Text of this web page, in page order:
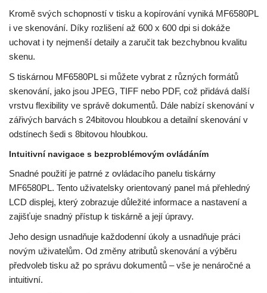
Kromě svých schopností v tisku a kopírování vyniká MF6580PL
i ve skenování. Díky rozlišení až 600 x 600 dpi si dokáže
uchovat i ty nejmenší detaily a zaručit tak bezchybnou kvalitu
skenu.
S tiskárnou MF6580PL si můžete vybrat z různých formátů
skenování, jako jsou JPEG, TIFF nebo PDF, což přidává další
vrstvu flexibility ve správě dokumentů. Dále nabízí skenování v
zářivých barvách s 24bitovou hloubkou a detailní skenování v
odstínech šedi s 8bitovou hloubkou.
Intuitivní navigace s bezproblémovým ovládáním
Snadné použití je patrné z ovládacího panelu tiskárny
MF6580PL. Tento uživatelsky orientovaný panel má přehledný
LCD displej, který zobrazuje důležité informace a nastavení a
zajišťuje snadný přístup k tiskárně a její úpravy.
Jeho design usnadňuje každodenní úkoly a usnadňuje práci
novým uživatelům. Od změny atributů skenování a výběru
předvoleb tisku až po správu dokumentů – vše je nenáročné a
intuitivní.